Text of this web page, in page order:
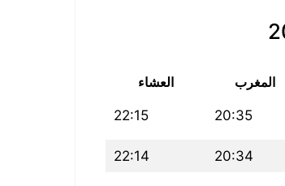
المغرب العشاء
20:35
22:15
20:34
22:14